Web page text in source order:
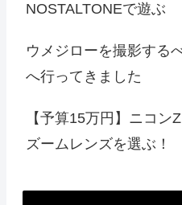
NOSTALTONEで遊ぶ
ウメジローを撮影する
へ行ってきました
【予算15万円】ニコン
ズームレンズを選ぶ！